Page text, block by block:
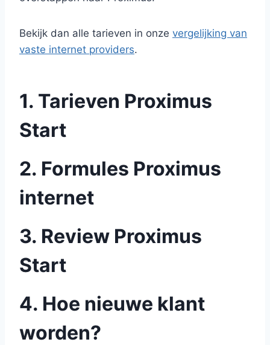
Bekijk dan alle tarieven in onze vergelijking van
vaste internet providers.
1. Tarieven Proximus
Start
2. Formules Proximus
internet
3. Review Proximus
Start
4. Hoe nieuwe klant
worden?